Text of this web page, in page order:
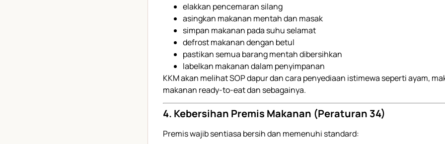
elakkan pencemaran silang
asingkan makanan mentah dan masak
simpan makanan pada suhu selamat
defrost makanan dengan betul
pastikan semua barang mentah dibersihkan
labelkan makanan dalam penyimpanan
KKM akan melihat SOP dapur dan cara penyediaan istimewa seperti ayam,
makanan ready-to-eat dan sebagainya.
4. Kebersihan Premis Makanan (Peraturan 34)
Premis wajib sentiasa bersih dan memenuhi standard: